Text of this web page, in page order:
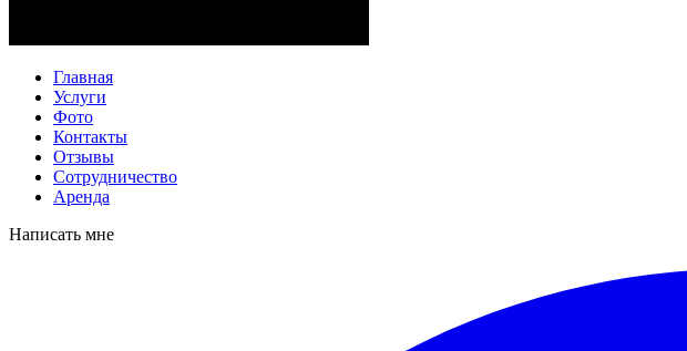
Главная
Услуги
Фото
Контакты
Отзывы
Сотрудничество
Аренда
Написать мне